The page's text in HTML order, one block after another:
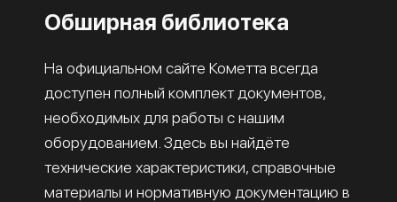
Обширная библиотека
На официальном сайте Кометта всегда
доступен полный комплект документов,
необходимых для работы с нашим
оборудованием. Здесь вы найдёте
технические характеристики, справочные
материалы и нормативную документацию в